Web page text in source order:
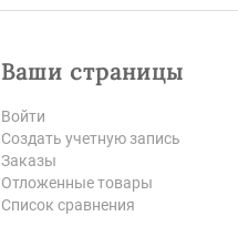
Ваши страницы
Войти
Создать учетную запись
Заказы
Отложенные товары
Список сравнения